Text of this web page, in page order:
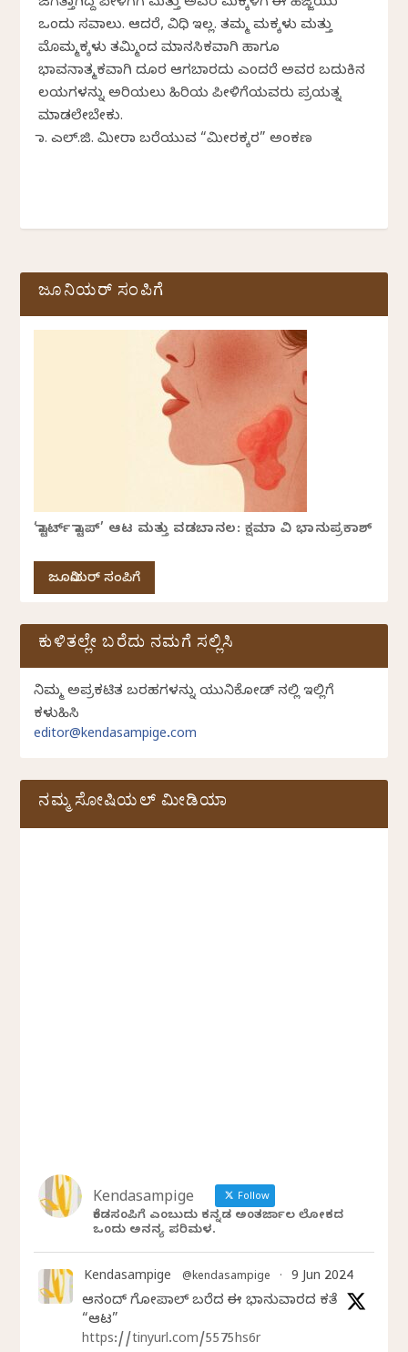
ಒಂದು ಸವಾಲು. ಆದರೆ, ವಿಧಿ ಇಲ್ಲ. ತಮ್ಮ ಮಕ್ಕಳು ಮತ್ತು
ಮೊಮ್ಮಕ್ಕಳು ತಮ್ಮಿಂದ ಮಾನಸಿಕವಾಗಿ ಹಾಗೂ
ಭಾವನಾತ್ಮಕವಾಗಿ ದೂರ ಆಗಬಾರದು ಎಂದರೆ ಅವರ ಬದುಕಿನ
ಲಯಗಳನ್ನು ಅರಿಯಲು ಹಿರಿಯ ಪೀಳಿಗೆಯವರು ಪ್ರಯತ್ನ
ಮಾಡಲೇಬೇಕು.
ಡಾ. ಎಲ್.ಜಿ. ಮೀರಾ ಬರೆಯುವ “ಮೀರಕ್ಕರ” ಅಂಕಣ
ಜೂನಿಯರ್ ಸಂಪಿಗೆ
‘ಸ್ಟಾರ್ಟ್ ಸ್ಟಾಪ್’ ಆಟ ಮತ್ತು ವಡಬಾನಲ: ಕ್ಷಮಾ ವಿ ಭಾನುಪ್ರಕಾಶ್
ಜೂನಿಯರ್ ಸಂಪಿಗೆ
ಕುಳಿತಲ್ಲೇ ಬರೆದು ನಮಗೆ ಸಲ್ಲಿಸಿ
ನಿಮ್ಮ ಅಪ್ರಕಟಿತ ಬರಹಗಳನ್ನು ಯುನಿಕೋಡ್ ನಲ್ಲಿ ಇಲ್ಲಿಗೆ
ಕಳುಹಿಸಿ
editor@kendasampige.com
ನಮ್ಮ ಸೋಷಿಯಲ್‌ ಮೀಡಿಯಾ
Kendasampige Follow
ಕೆಂಡಸಂಪಿಗೆ ಎಂಬುದು ಕನ್ನಡ ಅಂತರ್ಜಾಲ ಲೋಕದ
ಒಂದು ಅನನ್ಯ ಪರಿಮಳ.
Kendasampige @kendasampige · 9 Jun 2024
ಆನಂದ್‌ ಗೋಪಾಲ್‌ ಬರೆದ ಈ ಭಾನುವಾರದ ಕತೆ
“ಆಟ”
https://tinyurl.com/5575hs6r